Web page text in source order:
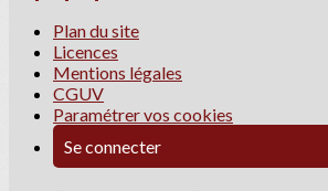
Plan du site
Licences
Mentions légales
CGUV
Paramétrer vos cookies
Se connecter